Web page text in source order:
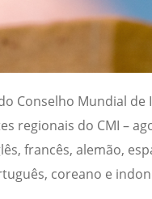
Conselho Mundial de
regionais do CMI –
francês, alemão,
coreano e